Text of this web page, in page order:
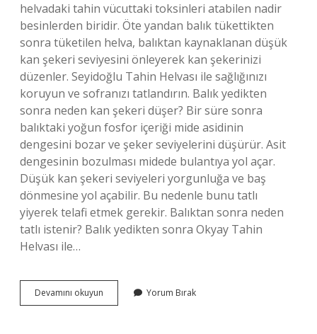
helvadaki tahin vücuttaki toksinleri atabilen nadir
besinlerden biridir. Öte yandan balık tükettikten
sonra tüketilen helva, balıktan kaynaklanan düşük
kan şekeri seviyesini önleyerek kan şekerinizi
düzenler. Seyidoğlu Tahin Helvası ile sağlığınızı
koruyun ve sofranızı tatlandırın. Balık yedikten
sonra neden kan şekeri düşer? Bir süre sonra
balıktaki yoğun fosfor içeriği mide asidinin
dengesini bozar ve şeker seviyelerini düşürür. Asit
dengesinin bozulması midede bulantıya yol açar.
Düşük kan şekeri seviyeleri yorgunluğa ve baş
dönmesine yol açabilir. Bu nedenle bunu tatlı
yiyerek telafi etmek gerekir. Balıktan sonra neden
tatlı istenir? Balık yedikten sonra Okyay Tahin
Helvası ile…
Devamını okuyun
Yedikten
Yorum Bırak